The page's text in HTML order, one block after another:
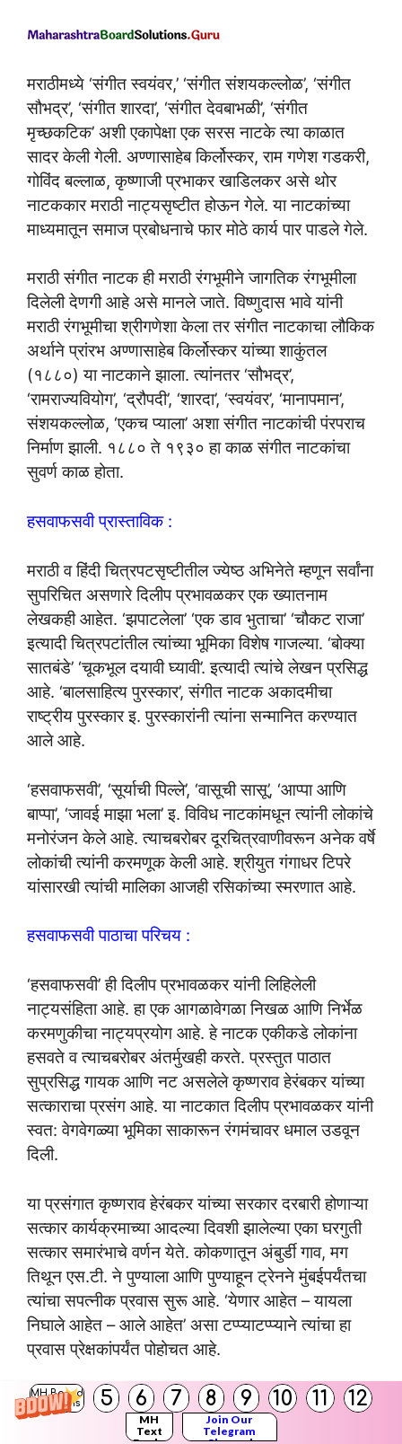
MH Board
Solutions
5 6 7 8 9 10 11 12
MH
Text
Join Our
Telegram
मराठीमध्ये ‘संगीत स्वयंवर,’ ‘संगीत संशयकल्लोळ’, ‘संगीत
सौभद्र’, ‘संगीत शारदा’, ‘संगीत देवबाभळी’, ‘संगीत
मृच्छकटिक’ अशी एकापेक्षा एक सरस नाटके त्या काळात
सादर केली गेली. अण्णासाहेब किर्लोस्कर, राम गणेश गडकरी,
गोविंद बल्लाळ, कृष्णाजी प्रभाकर खाडिलकर असे थोर
नाटककार मराठी नाट्यसृष्टीत होऊन गेले. या नाटकांच्या
माध्यमातून समाज प्रबोधनाचे फार मोठे कार्य पार पाडले गेले.
मराठी संगीत नाटक ही मराठी रंगभूमीने जागतिक रंगभूमीला
दिलेली देणगी आहे असे मानले जाते. विष्णुदास भावे यांनी
मराठी रंगभूमीचा श्रीगणेशा केला तर संगीत नाटकाचा लौकिक
अर्थाने प्रांरभ अण्णासाहेब किर्लोस्कर यांच्या शाकुंतल
(१८८०) या नाटकाने झाला. त्यांनतर ‘सौभद्र’,
‘रामराज्यवियोग’, ‘द्रौपदी’, ‘शारदा’, ‘स्वयंवर’, ‘मानापमान’,
संशयकल्लोळ, ‘एकच प्याला’ अशा संगीत नाटकांची पंरपराच
निर्माण झाली. १८८० ते १९३० हा काळ संगीत नाटकांचा
सुवर्ण काळ होता.
हसवाफसवी प्रास्ताविक :
मराठी व हिंदी चित्रपटसृष्टीतील ज्येष्ठ अभिनेते म्हणून सर्वांना
सुपरिचित असणारे दिलीप प्रभावळकर एक ख्यातनाम
लेखकही आहेत. ‘झपाटलेला’ ‘एक डाव भुताचा’ ‘चौकट राजा’
इत्यादी चित्रपटांतील त्यांच्या भूमिका विशेष गाजल्या. ‘बोक्या
सातबंडे’ ‘चूकभूल दयावी घ्यावी’. इत्यादी त्यांचे लेखन प्रसिद्ध
आहे. ‘बालसाहित्य पुरस्कार’, संगीत नाटक अकादमीचा
राष्ट्रीय पुरस्कार इ. पुरस्कारांनी त्यांना सन्मानित करण्यात
आले आहे.
‘हसवाफसवी’, ‘सूर्याची पिल्ले’, ‘वासूची सासू’, ‘आप्पा आणि
बाप्पा’, ‘जावई माझा भला’ इ. विविध नाटकांमधून त्यांनी लोकांचे
मनोरंजन केले आहे. त्याचबरोबर दूरचित्रवाणीवरून अनेक वर्षे
लोकांची त्यांनी करमणूक केली आहे. श्रीयुत गंगाधर टिपरे
यांसारखी त्यांची मालिका आजही रसिकांच्या स्मरणात आहे.
हसवाफसवी पाठाचा परिचय :
‘हसवाफसवी’ ही दिलीप प्रभावळकर यांनी लिहिलेली
नाट्यसंहिता आहे. हा एक आगळावेगळा निखळ आणि निर्भेळ
करमणुकीचा नाट्यप्रयोग आहे. हे नाटक एकीकडे लोकांना
हसवते व त्याचबरोबर अंतर्मुखही करते. प्रस्तुत पाठात
सुप्रसिद्ध गायक आणि नट असलेले कृष्णराव हेरंबकर यांच्या
सत्काराचा प्रसंग आहे. या नाटकात दिलीप प्रभावळकर यांनी
स्वत: वेगवेगळ्या भूमिका साकारून रंगमंचावर धमाल उडवून
दिली.
या प्रसंगात कृष्णराव हेरंबकर यांच्या सरकार दरबारी होणाऱ्या
सत्कार कार्यक्रमाच्या आदल्या दिवशी झालेल्या एका घरगुती
सत्कार समारंभाचे वर्णन येते. कोकणातून अंबुर्डी गाव, मग
तिथून एस.टी. ने पुण्याला आणि पुण्याहून ट्रेनने मुंबईपर्यंतचा
त्यांचा सपत्नीक प्रवास सुरू आहे. ‘येणार आहेत – यायला
निघाले आहेत – आले आहेत’ असा टप्प्याटप्प्याने त्यांचा हा
प्रवास प्रेक्षकांपर्यंत पोहोचत आहे.
या सत्कार समारंभाचे आयोजक – संयोजक वाघमारे हे धांदरट
आहेत. त्यांची स्मार्ट साहाय्यक मोनिका त्यांचा धांदटपणा